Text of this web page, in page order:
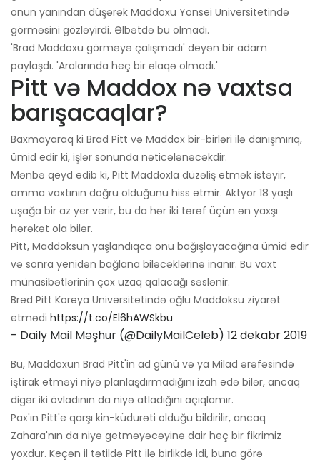
onun yanından düşərək Maddoxu Yonsei Universitetində
görməsini gözləyirdi. Əlbətdə bu olmadı.
'Brad Maddoxu görməyə çalışmadı' deyən bir adam
paylaşdı. 'Aralarında heç bir əlaqə olmadı.'
Pitt və Maddox nə vaxtsa
barışacaqlar?
Baxmayaraq ki Brad Pitt və Maddox bir-birləri ilə danışmırıq,
ümid edir ki, işlər sonunda nəticələnəcəkdir.
Mənbə qeyd edib ki, Pitt Maddoxla düzəliş etmək istəyir,
amma vaxtının doğru olduğunu hiss etmir. Aktyor 18 yaşlı
uşağa bir az yer verir, bu da hər iki tərəf üçün ən yaxşı
hərəkət ola bilər.
Pitt, Maddoksun yaşlandıqca onu bağışlayacağına ümid edir
və sonra yenidən bağlana biləcəklərinə inanır. Bu vaxt
münasibətlərinin çox uzaq qalacağı səslənir.
Bred Pitt Koreya Universitetində oğlu Maddoksu ziyarət
etmədi https://t.co/El6hAWSkbu
- Daily Mail Məşhur (@DailyMailCeleb) 12 dekabr 2019
Bu, Maddoxun Brad Pitt'in ad günü və ya Milad ərəfəsində
iştirak etməyi niyə planlaşdırmadığını izah edə bilər, ancaq
digər iki övladının da niyə atladığını açıqlamır.
Pax'ın Pitt'e qarşı kin-küdurəti olduğu bildirilir, ancaq
Zahara'nın da niyə getməyəcəyinə dair heç bir fikrimiz
yoxdur. Keçən il tətildə Pitt ilə birlikdə idi, buna görə